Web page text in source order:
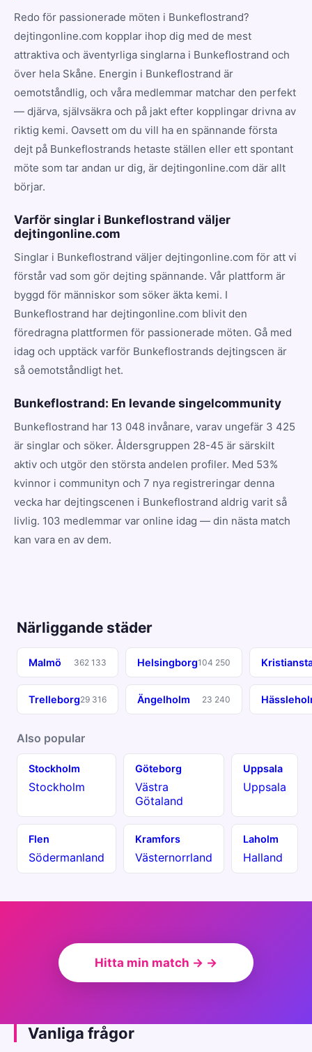
Redo för passionerade möten i Bunkeflostrand?
dejtingonline.com kopplar ihop dig med de mest
attraktiva och äventyrliga singlarna i Bunkeflostrand och
över hela Skåne. Energin i Bunkeflostrand är
oemotståndlig, och våra medlemmar matchar den perfekt
— djärva, självsäkra och på jakt efter kopplingar drivna av
riktig kemi. Oavsett om du vill ha en spännande första
dejt på Bunkeflostrands hetaste ställen eller ett spontant
möte som tar andan ur dig, är dejtingonline.com där allt
börjar.
Varför singlar i Bunkeflostrand väljer
dejtingonline.com
Singlar i Bunkeflostrand väljer dejtingonline.com för att vi
förstår vad som gör dejting spännande. Vår plattform är
byggd för människor som söker äkta kemi. I
Bunkeflostrand har dejtingonline.com blivit den
föredragna plattformen för passionerade möten. Gå med
idag och upptäck varför Bunkeflostrands dejtingscen är
så oemotståndligt het.
Bunkeflostrand: En levande singelcommunity
Bunkeflostrand har 13 048 invånare, varav ungefär 3 425
är singlar och söker. Åldersgruppen 28-45 är särskilt
aktiv och utgör den största andelen profiler. Med 53%
kvinnor i communityn och 7 nya registreringar denna
vecka har dejtingscenen i Bunkeflostrand aldrig varit så
livlig. 103 medlemmar var online idag — din nästa match
kan vara en av dem.
Närliggande städer
Malmö 362 133 Helsingborg104 250
Trelleborg29 316 Ängelholm 23 240
Also popular
Stockholm
Stockholm
Göteborg
Västra
Götaland
Uppsala
Uppsala
Flen
Södermanland
Kramfors
Västernorrland
Laholm
Halland
Hitta min match → →
Vanliga frågor